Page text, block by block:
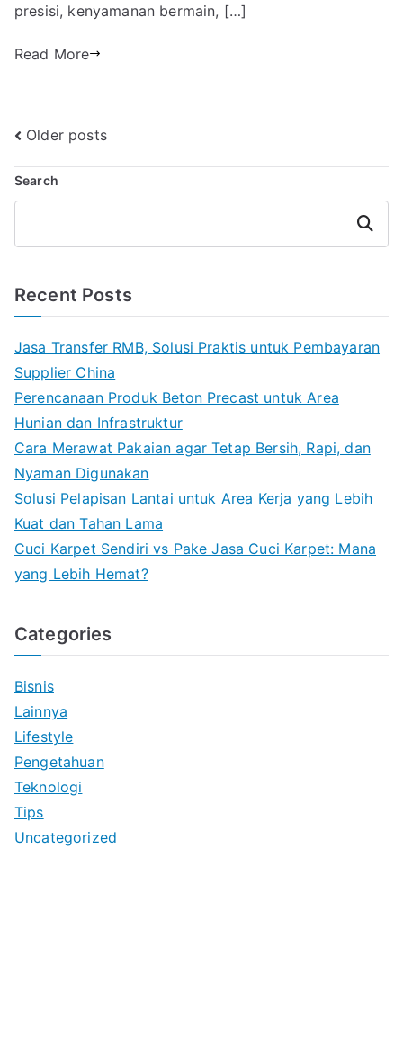
presisi, kenyamanan bermain, […]
Read More
Posts
navigation
Older posts
Search
Search
Recent Posts
Jasa Transfer RMB, Solusi Praktis untuk Pembayaran
Supplier China
Perencanaan Produk Beton Precast untuk Area
Hunian dan Infrastruktur
Cara Merawat Pakaian agar Tetap Bersih, Rapi, dan
Nyaman Digunakan
Solusi Pelapisan Lantai untuk Area Kerja yang Lebih
Kuat dan Tahan Lama
Cuci Karpet Sendiri vs Pake Jasa Cuci Karpet: Mana
yang Lebih Hemat?
Categories
Bisnis
Lainnya
Lifestyle
Pengetahuan
Teknologi
Tips
Uncategorized